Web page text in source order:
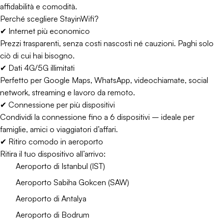
affidabilità e comodità.
Perché scegliere StayinWifi?
✔ Internet più economico
Prezzi trasparenti, senza costi nascosti né cauzioni. Paghi solo
ciò di cui hai bisogno.
✔ Dati 4G/5G illimitati
Perfetto per Google Maps, WhatsApp, videochiamate, social
network, streaming e lavoro da remoto.
✔ Connessione per più dispositivi
Condividi la connessione fino a 6 dispositivi – ideale per
famiglie, amici o viaggiatori d’affari.
✔ Ritiro comodo in aeroporto
Ritira il tuo dispositivo all’arrivo:
Aeroporto di Istanbul (IST)
Aeroporto Sabiha Gokcen (SAW)
Aeroporto di Antalya
Aeroporto di Bodrum